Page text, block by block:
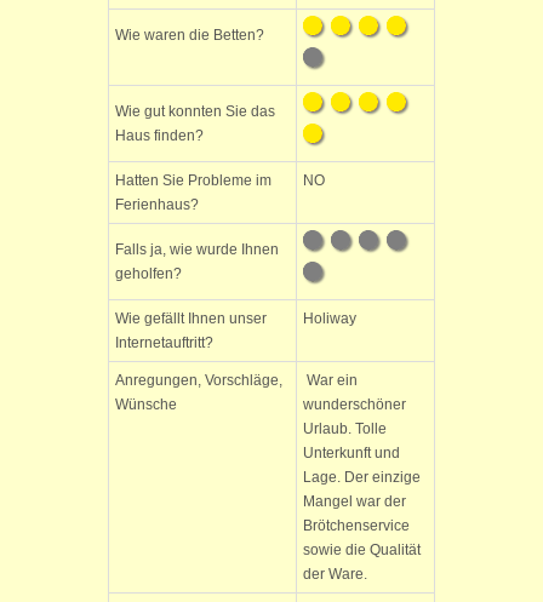
Wie waren die Betten?
Wie gut konnten Sie das
Haus finden?
Hatten Sie Probleme im
Ferienhaus?
NO
Falls ja, wie wurde Ihnen
geholfen?
Wie gefällt Ihnen unser
Internetauftritt?
Holiway
Anregungen, Vorschläge,
Wünsche
War ein
wunderschöner
Urlaub. Tolle
Unterkunft und
Lage. Der einzige
Mangel war der
Brötchenservice
sowie die Qualität
der Ware.